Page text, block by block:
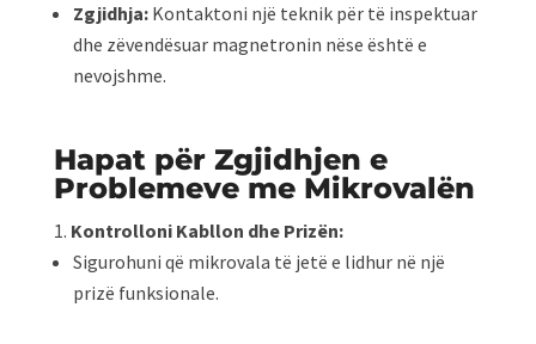
Zgjidhja:Kontaktoni një teknik për të inspektuar
dhe zëvendësuar magnetronin nëse është e
nevojshme.
Hapat për Zgjidhjen e
Problemeve me Mikrovalën
Kontrolloni Kabllon dhe Prizën:
Sigurohuni që mikrovala të jetë e lidhur në një
prizë funksionale.